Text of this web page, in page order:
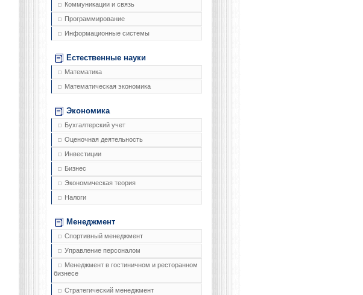
Коммуникации и связь
Программирование
Информационные системы
Естественные науки
Математика
Математическая экономика
Экономика
Бухгалтерский учет
Оценочная деятельность
Инвестиции
Бизнес
Экономическая теория
Налоги
Менеджмент
Спортивный менеджмент
Управление персоналом
Менеджмент в гостиничном и ресторанном
бизнесе
Стратегический менеджмент